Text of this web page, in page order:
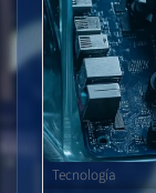
Tecnología